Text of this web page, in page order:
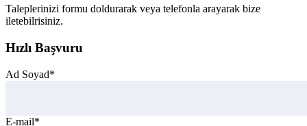
Taleplerinizi formu doldurarak veya telefonla arayarak bize
iletebilrisiniz.
Hızlı Başvuru
Ad Soyad*
E-mail*